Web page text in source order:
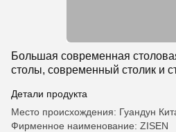
Большая современная
столы, современный столик и
Детали продукта
Место происхождения: Гуандун
Фирменное наименование: ZISEN